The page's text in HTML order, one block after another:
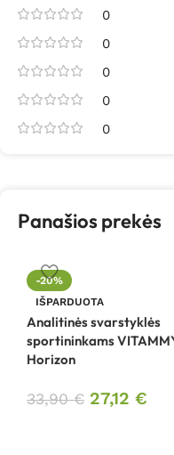
0
0
0
0
0
Panašios prekės
-20%
IŠPARDUOTA
Analitinės svarstyklės
sportininkams
Horizon
33,90€ 27,12 €